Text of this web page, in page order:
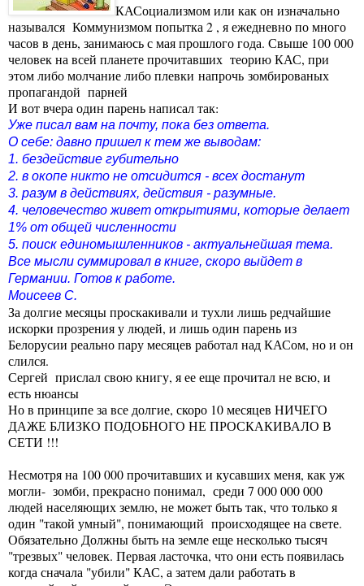
КАСоциализмом или как он изначально
назывался Коммунизмом попытка 2 , я ежедневно по много
часов в день, занимаюсь с мая прошлого года. Свыше 100 000
человек на всей планете прочитавших теорию КАС, при
этом либо молчание либо плевки напрочь зомбированых
пропагандой парней
И вот вчера один парень написал так:
Уже писал вам на почту, пока без ответа.
О себе: давно пришел к тем же выводам:
1. бездействие губительно
2. в окопе никто не отсидится - всех достанут
3. разум в действиях, действия - разумные.
4. человечество живет открытиями, которые делает
1% от общей численности
5. поиск единомышленников - актуальнейшая тема.
Все мысли суммировал в книге, скоро выйдет в
Германии. Готов к работе.
Моисеев С.
За долгие месяцы проскакивали и тухли лишь редчайшие
искорки прозрения у людей, и лишь один парень из
Белорусии реально пару месяцев работал над КАСом, но и он
слился.
Сергей прислал свою книгу, я ее еще прочитал не всю, и
есть нюансы
Но в принципе за все долгие, скоро 10 месяцев НИЧЕГО
ДАЖЕ БЛИЗКО ПОДОБНОГО НЕ ПРОСКАКИВАЛО В
СЕТИ !!!
Несмотря на 100 000 прочитавших и кусавших меня, как уж
могли- зомби, прекрасно понимал, среди 7 000 000 000
людей населяющих землю, не может быть так, что только я
один "такой умный", понимающий происходящее на свете.
Обязательно Должны быть на земле еще несколько тысяч
"трезвых" человек. Первая ласточка, что они есть появилась
когда сначала "убили" КАС, а затем дали работать в